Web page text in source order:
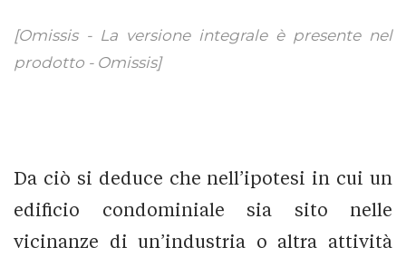
[Omissis - La versione integrale è presente nel
prodotto - Omissis]
Da ciò si deduce che nell’ipotesi in cui un
edificio condominiale sia sito nelle
vicinanze di un’industria o altra attività